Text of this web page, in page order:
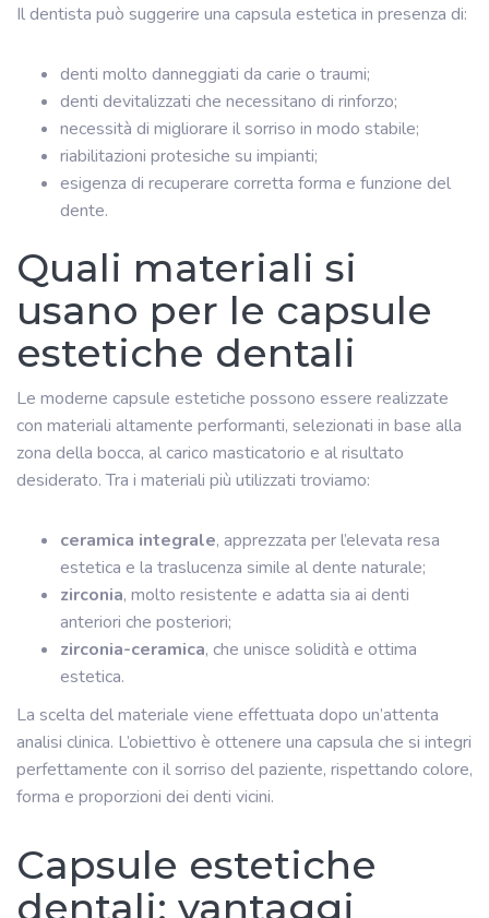
Il dentista può suggerire una capsula estetica in presenza di:
denti molto danneggiati da carie o traumi;
denti devitalizzati che necessitano di rinforzo;
necessità di migliorare il sorriso in modo stabile;
riabilitazioni protesiche su impianti;
esigenza di recuperare corretta forma e funzione del
dente.
Quali materiali si
usano per le capsule
estetiche dentali
Le moderne capsule estetiche possono essere realizzate
con materiali altamente performanti, selezionati in base alla
zona della bocca, al carico masticatorio e al risultato
desiderato. Tra i materiali più utilizzati troviamo:
ceramica integrale, apprezzata per l’elevata resa
estetica e la traslucenza simile al dente naturale;
zirconia, molto resistente e adatta sia ai denti
anteriori che posteriori;
zirconia-ceramica, che unisce solidità e ottima
estetica.
La scelta del materiale viene effettuata dopo un’attenta
analisi clinica. L’obiettivo è ottenere una capsula che si integri
perfettamente con il sorriso del paziente, rispettando colore,
forma e proporzioni dei denti vicini.
Capsule estetiche
dentali: vantaggi